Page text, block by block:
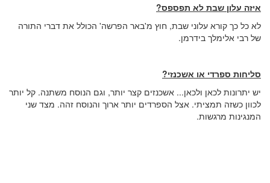
איזה עלון שבת לא תפספס?
לא כל כך קורא עלוני שבת, חוץ מ'באר הפרשה' הכולל את דברי התורה
של רבי אלימלך בידרמן.
סליחות ספרדי או אשכנזי?
יש יתרונות לכאן ולכאן... אשכנזים קצר יותר, וגם הנוסח משתנה. קל יותר
לכוון כשזה תמציתי. אצל הספרדים יותר ארוך והנוסח זהה. מצד שני
המנגינות מרגשות.